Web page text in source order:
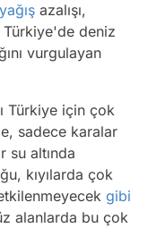
yağış azalışı,
deniz
vurgulayan
Türkiye için çok
sadece karalar
su altında
kıyılarda çok
gibi
alanlarda bu çok